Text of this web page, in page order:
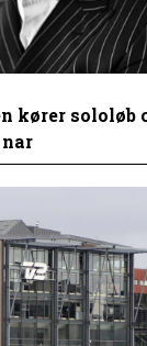
kører sololøb